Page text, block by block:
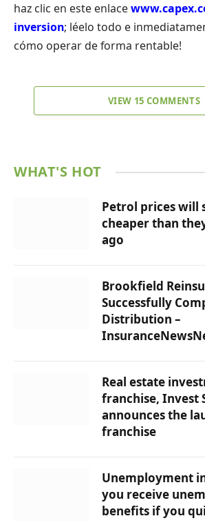
haz clic en este enlace
inversion; léelo todo e
cómo operar de forma rentable!
VIEW 15 COMMENTS
WHAT'S HOT
Petrol prices will
cheaper than
ago
Brookfield
Successfully
Distribution –
Real estate
franchise, Invest
announces the
franchise
Unemployment
you receive
benefits if you